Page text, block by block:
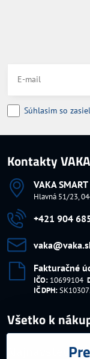
Súhlasim so
Kontakty
VAKA
Hlavná 51/23,
+421 904
Fakturačné
IČO: 10699104
IČ DPH:
Všetko k